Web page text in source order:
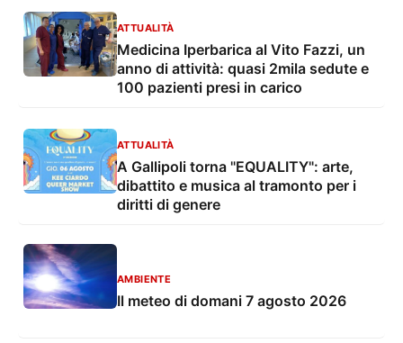
ATTUALITÀ
Medicina Iperbarica al Vito Fazzi, un
anno di attività: quasi 2mila sedute e
100 pazienti presi in carico
ATTUALITÀ
A Gallipoli torna "EQUALITY": arte,
dibattito e musica al tramonto per i
diritti di genere
AMBIENTE
Il meteo di domani 7 agosto 2026